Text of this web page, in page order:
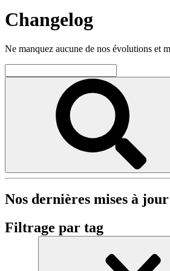
Changelog
Ne manquez aucune de nos évolutions et
Nos dernières mises à jour
Filtrage par tag